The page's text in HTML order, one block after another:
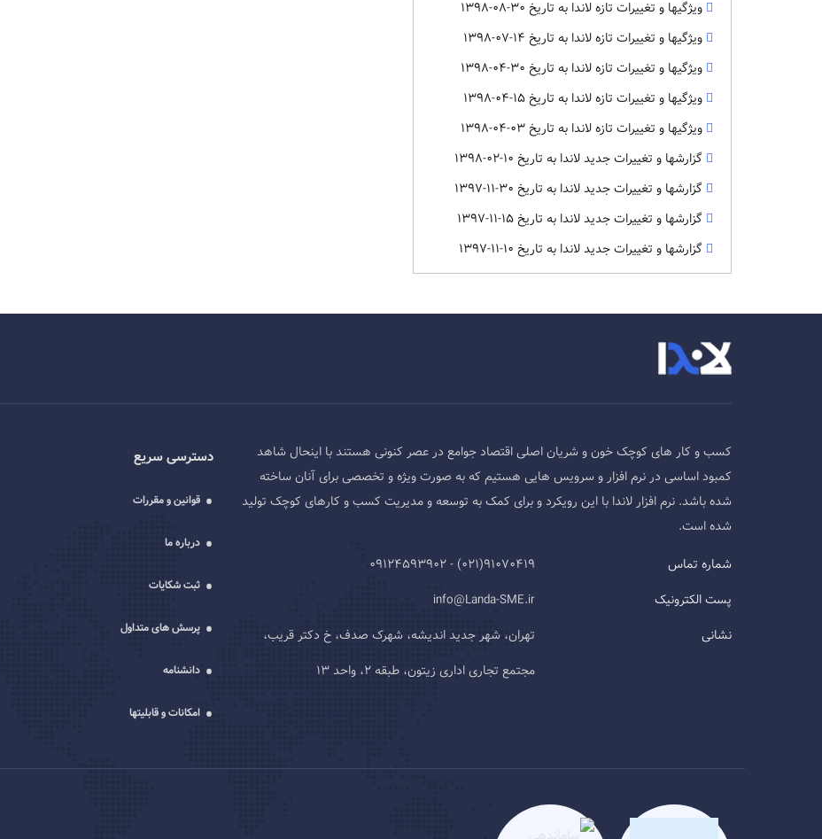
ویژگیها و تغییرات تازه لاندا به تاریخ 30-08-1398
ویژگیها و تغییرات تازه لاندا به تاریخ 14-07-1398
ویژگیها و تغییرات تازه لاندا به تاریخ 30-04-1398
ویژگیها و تغییرات تازه لاندا به تاریخ 15-04-1398
ویژگیها و تغییرات تازه لاندا به تاریخ 03-04-1398
گزارشها و تغییرات جدید لاندا به تاریخ 10-02-1398
گزارشها و تغییرات جدید لاندا به تاریخ 30-11-1397
گزارشها و تغییرات جدید لاندا به تاریخ 15-11-1397
گزارشها و تغییرات جدید لاندا به تاریخ 10-11-1397
کسب و کار های کوچک خون و شریان اصلی اقتصاد جوامع در عصر کنونی هستند با اینحال شاهد
کمبود اساسی در نرم افزار و سرویس هایی هستیم که به صورت ویژه و تخصصی برای آنان ساخته
شده باشد. نرم افزار لاندا با این رویکرد و برای کمک به توسعه و مدیریت کسب و کارهای کوچک تولید
شده است.
شماره تماس
91070419(021) - 09124593902
پست الکترونیک
info@Landa-SME.ir
نشانی
تهران، شهر جدید اندیشه، شهرک صدف، خ دکتر قریب،
مجتمع تجاری اداری زیتون، طبقه 2، واحد 13
دسترسی سریع
قوانین و مقررات
درباره ما
ثبت شکایات
پرسش های متداول
دانشنامه
امکانات و قابلیتها